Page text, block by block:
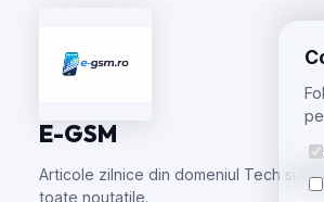
E-GSM
Articole zilnice din domeniul Tech si
toate noutatile.